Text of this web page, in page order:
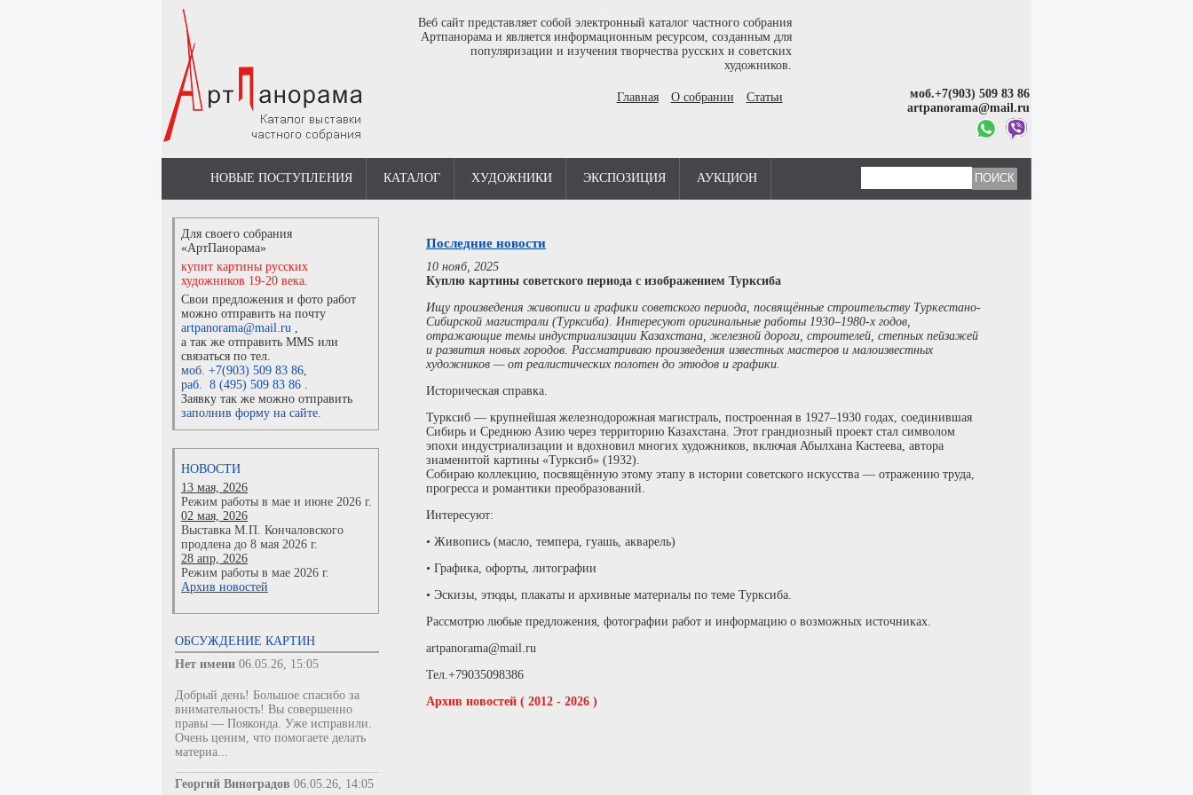
Веб сайт представляет собой электронный каталог частного собрания
Артпанорама и является информационным ресурсом, созданным для
популяризации и изучения творчества русских и советских
художников.
Главная О собрании Статьи
моб.+7(903) 509 83 86
artpanorama@mail.ru
НОВЫЕ ПОСТУПЛЕНИЯ КАТАЛОГ ХУДОЖНИКИ ЭКСПОЗИЦИЯ АУКЦИОН
Для своего собрания
«АртПанорама»
купит картины русских
художников 19-20 века.
Свои предложения и фото работ
можно отправить на почту
artpanorama@mail.ru ,
а так же отправить MMS или
связаться по тел.
моб. +7(903) 509 83 86,
раб. 8 (495) 509 83 86 .
Заявку так же можно отправить
заполнив форму на сайте.
НОВОСТИ
13 мая, 2026
Режим работы в мае и июне 2026 г.
02 мая, 2026
Выставка М.П. Кончаловского
продлена до 8 мая 2026 г.
28 апр, 2026
Режим работы в мае 2026 г.
Архив новостей
ОБСУЖДЕНИЕ КАРТИН
Нет имени 06.05.26, 15:05
Добрый день! Большое спасибо за
внимательность! Вы совершенно
правы — Пояконда. Уже исправили.
Очень ценим, что помогаете делать
материа...
Георгий Виноградов 06.05.26, 14:05
Последние новости
10 нояб, 2025
Куплю картины советского периода с изображением Турксиба
Ищу произведения живописи и графики советского периода, посвящённые строительству Туркестано-
Сибирской магистрали (Турксиба). Интересуют оригинальные работы 1930–1980-х годов,
отражающие темы индустриализации Казахстана, железной дороги, строителей, степных пейзажей
и развития новых городов. Рассматриваю произведения известных мастеров и малоизвестных
художников — от реалистических полотен до этюдов и графики.
Историческая справка.
Турксиб — крупнейшая железнодорожная магистраль, построенная в 1927–1930 годах, соединившая
Сибирь и Среднюю Азию через территорию Казахстана. Этот грандиозный проект стал символом
эпохи индустриализации и вдохновил многих художников, включая Абылхана Кастеева, автора
знаменитой картины «Турксиб» (1932).
Собираю коллекцию, посвящённую этому этапу в истории советского искусства — отражению труда,
прогресса и романтики преобразований.
Интересуют:
• Живопись (масло, темпера, гуашь, акварель)
• Графика, офорты, литографии
• Эскизы, этюды, плакаты и архивные материалы по теме Турксиба.
Рассмотрю любые предложения, фотографии работ и информацию о возможных источниках.
artpanorama@mail.ru
Тел.+79035098386
Архив новостей ( 2012 - 2026 )